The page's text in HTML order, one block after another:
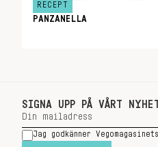
RECEPT
PANZANELLA
SIGNA UPP PÅ VÅRT
Jag godkänner